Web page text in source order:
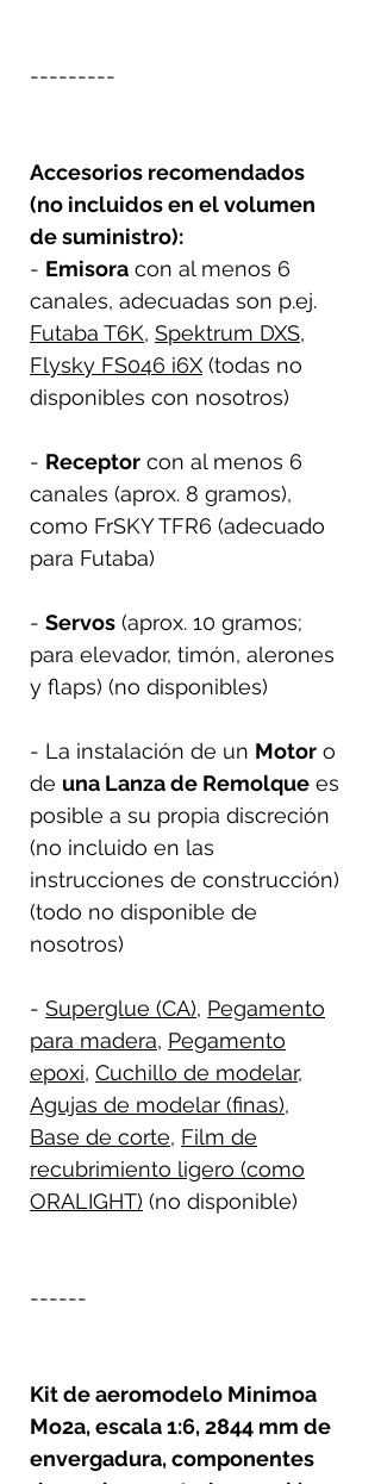
---------
Accesorios recomendados
(no incluidos en el volumen
de suministro):
- Emisora con al menos 6
canales, adecuadas son p.ej.
Futaba T6K, Spektrum DXS,
Flysky FS046 i6X (todas no
disponibles con nosotros)
- Receptor con al menos 6
canales (aprox. 8 gramos),
como FrSKY TFR6 (adecuado
para Futaba)
- Servos (aprox. 10 gramos;
para elevador, timón, alerones
y flaps) (no disponibles)
- La instalación de un Motor o
de una Lanza de Remolque es
posible a su propia discreción
(no incluido en las
instrucciones de construcción)
(todo no disponible de
nosotros)
- Superglue (CA), Pegamento
para madera, Pegamento
epoxi, Cuchillo de modelar,
Agujas de modelar (finas),
Base de corte, Film de
recubrimiento ligero (como
ORALIGHT) (no disponible)
------
Kit de aeromodelo Minimoa
Mo2a, escala 1:6, 2844 mm de
envergadura, componentes